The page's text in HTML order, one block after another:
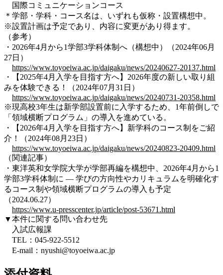
国際コミュニケーションコース
＊学部・学科・コース名は、いずれも仮称・設置構想中。
※設置計画は予定であり、内容に変更があり得ます。
（参考）
・2026年4月から1学部3学科体制へ（構想中）（2024年06月
27日）
https://www.toyoeiwa.ac.jp/daigaku/news/20240627-20137.html
・【2025年4月入学を目指す方へ】2026年度の新しい取り組
みを体験できる！（2024年07月31日）
https://www.toyoeiwa.ac.jp/daigaku/news/20240731-20358.html
※現高校3年生は新学部設置前に入学するため、1年前倒しで
「領域横断プログラム」の導入を進めている。
・【2026年4月入学を目指す方へ】新学科のコース制をご紹
介！（2024年08月23日）
https://www.toyoeiwa.ac.jp/daigaku/news/20240823-20409.html
（関連記事）
・東洋英和女学院大学が学部再編を構想中、2026年4月から1
学部3学科体制に ― 学びの方向性やカリキュラムを明確化す
るコース制や領域横断プログラムの導入も予定
（2024.06.27）
https://www.u-presscenter.jp/article/post-53671.html
▼本件に関する問い合わせ先
入試広報課
TEL：045-922-5512
E-mail：nyushi@toyoeiwa.ac.jp